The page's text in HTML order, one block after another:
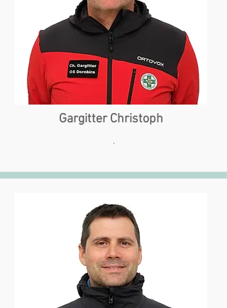
Gargitter Christoph
.